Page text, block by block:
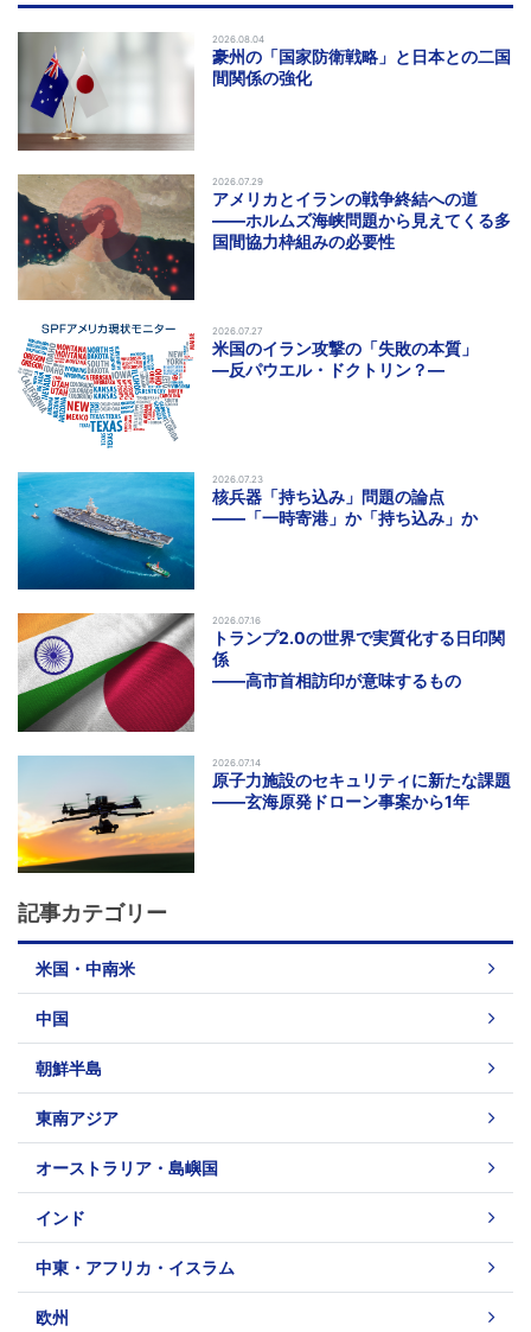
2026.08.04
豪州の「国家防衛戦略」と日本との二国
間関係の強化
2026.07.29
アメリカとイランの戦争終結への道
――ホルムズ海峡問題から見えてくる多
国間協力枠組みの必要性
2026.07.27
米国のイラン攻撃の「失敗の本質」
―反パウエル・ドクトリン？―
2026.07.23
核兵器「持ち込み」問題の論点
――「一時寄港」か「持ち込み」か
2026.07.16
トランプ2.0の世界で実質化する日印関
係
――高市首相訪印が意味するもの
2026.07.14
原子力施設のセキュリティに新たな課題
――玄海原発ドローン事案から1年
記事カテゴリー
米国・中南米
中国
朝鮮半島
東南アジア
オーストラリア・島嶼国
インド
中東・アフリカ・イスラム
欧州